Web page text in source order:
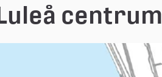
centrum